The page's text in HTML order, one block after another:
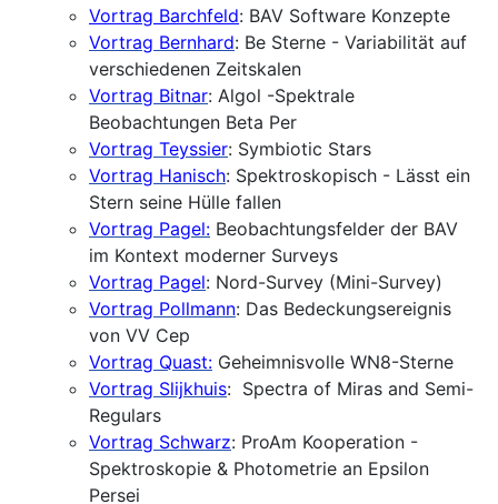
Vortrag Barchfeld: BAV Software Konzepte
Vortrag Bernhard: Be Sterne - Variabilität auf
verschiedenen Zeitskalen
Vortrag Bitnar: Algol -Spektrale
Beobachtungen Beta Per
Vortrag Teyssier: Symbiotic Stars
Vortrag Hanisch: Spektroskopisch - Lässt ein
Stern seine Hülle fallen
Vortrag Pagel: Beobachtungsfelder der BAV
im Kontext moderner Surveys
Vortrag Pagel: Nord-Survey (Mini-Survey)
Vortrag Pollmann: Das Bedeckungsereignis
von VV Cep
Vortrag Quast: Geheimnisvolle WN8-Sterne
Vortrag Slijkhuis: Spectra of Miras and Semi-
Regulars
Vortrag Schwarz: ProAm Kooperation -
Spektroskopie & Photometrie an Epsilon
Persei